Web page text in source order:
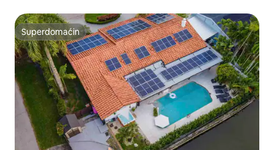
Superdomaćin
Superdomaćin